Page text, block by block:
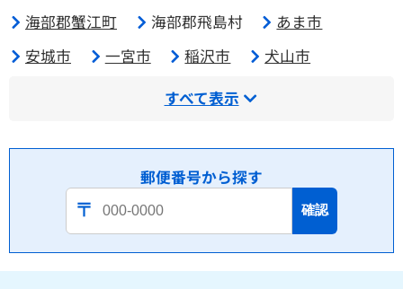
海部郡蟹江町
海部郡飛島村
あま市
安城市
一宮市 稲沢市
犬山市
すべて表示
郵便番号から探す
確認